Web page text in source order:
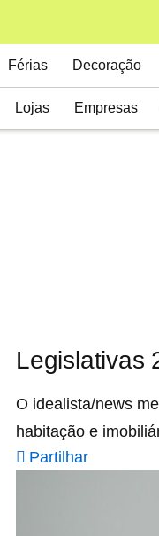
Lojas Empresas
Férias Decoração
Legislativas
O idealista/news
habitação e
Partilhar